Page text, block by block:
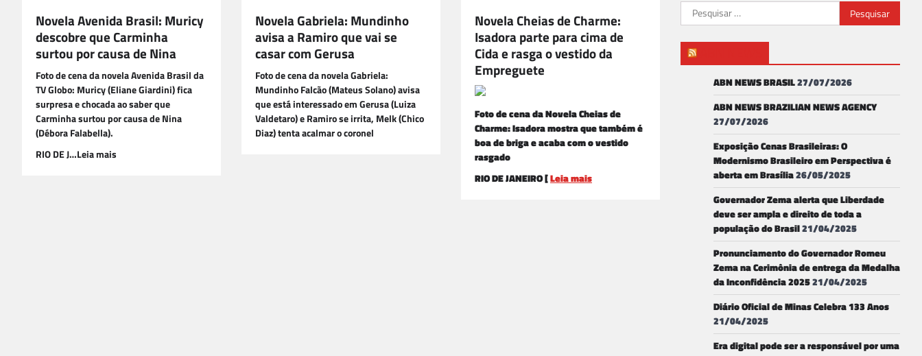
Novela Avenida Brasil: Muricy
descobre que Carminha
surtou por causa de Nina
Foto de cena da novela Avenida Brasil da
TV Globo: Muricy (Eliane Giardini) fica
surpresa e chocada ao saber que
Carminha surtou por causa de Nina
(Débora Falabella).
RIO DE J…Leia mais
Novela Gabriela: Mundinho
avisa a Ramiro que vai se
casar com Gerusa
Foto de cena da novela Gabriela:
Mundinho Falcão (Mateus Solano) avisa
que está interessado em Gerusa (Luiza
Valdetaro) e Ramiro se irrita, Melk (Chico
Diaz) tenta acalmar o coronel
Novela Cheias de Charme:
Isadora parte para cima de
Cida e rasga o vestido da
Empreguete
Foto de cena da Novela Cheias de
Charme: Isadora mostra que também é
boa de briga e acaba com o vestido
rasgado
RIO DE JANEIRO [Leia mais
Pesquisar
por:
ABN NEWS BRASIL27/07/2026
ABN NEWS BRAZILIAN NEWS AGENCY
27/07/2026
Exposição Cenas Brasileiras: O
Modernismo Brasileiro em Perspectiva é
aberta em Brasília26/05/2025
Governador Zema alerta que Liberdade
deve ser ampla e direito de toda a
população do Brasil21/04/2025
Pronunciamento do Governador Romeu
Zema na Cerimônia de entrega da Medalha
da Inconfidência 202521/04/2025
Diário Oficial de Minas Celebra 133 Anos
21/04/2025
Era digital pode ser a responsável por uma